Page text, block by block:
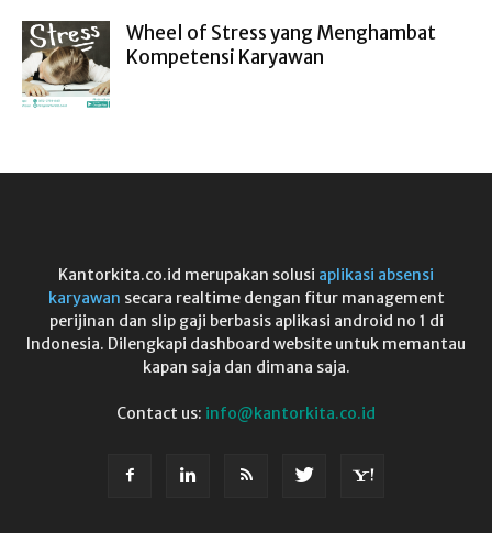
Wheel of Stress yang Menghambat
Kompetensi Karyawan
Kantorkita.co.id merupakan solusi aplikasi absensi
karyawan secara realtime dengan fitur management
perijinan dan slip gaji berbasis aplikasi android no 1 di
Indonesia. Dilengkapi dashboard website untuk memantau
kapan saja dan dimana saja.
Contact us: info@kantorkita.co.id